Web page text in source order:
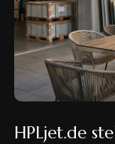
HPLjet.de